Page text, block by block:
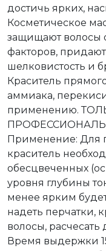
достичь ярких,
Косметическое
защищают волосы
факторов,
шелковистость и
Краситель
аммиака,
применению.
Применение: Для
краситель
обесцвеченных
уровня глубины
менее ярким
надеть перчатки,
волосы, расчесать
Время выдержки